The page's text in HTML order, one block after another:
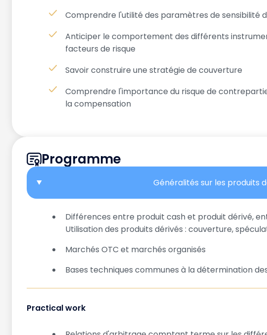
Comprendre l'utilité des paramètres de sensibilité
Anticiper le comportement des différents
facteurs de risque
Savoir construire une stratégie de couverture
Comprendre l'importance du risque de
la compensation
Programme
Généralités sur les produits
Différences entre produit cash et produit dérivé,
Utilisation des produits dérivés : couverture,
Marchés OTC et marchés organisés
Bases techniques communes à la détermination
Practical work